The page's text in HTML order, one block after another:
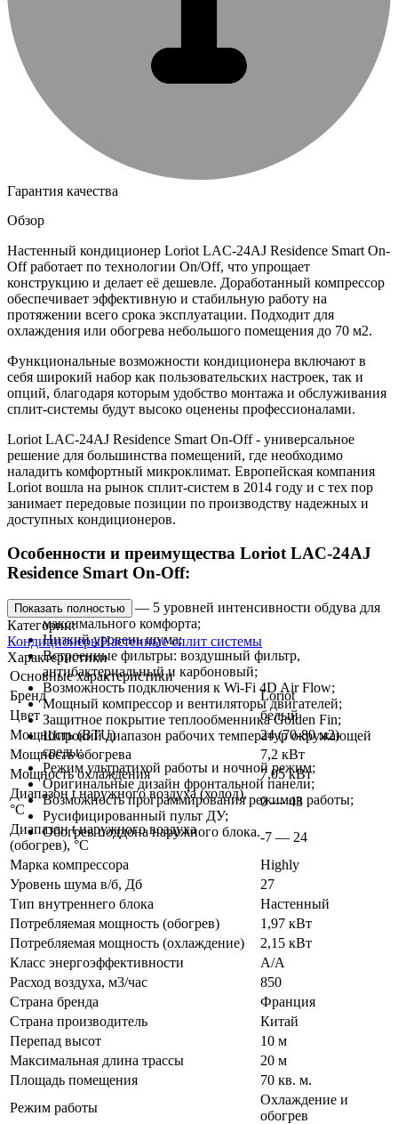
Гарантия качества
Обзор
Настенный кондиционер Loriot LAC-24AJ Residence Smart On-
Off работает по технологии On/Off, что упрощает
конструкцию и делает её дешевле. Доработанный компрессор
обеспечивает эффективную и стабильную работу на
протяжении всего срока эксплуатации. Подходит для
охлаждения или обогрева небольшого помещения до 70 м2.
Функциональные возможности кондиционера включают в
себя широкий набор как пользовательских настроек, так и
опций, благодаря которым удобство монтажа и обслуживания
сплит-системы будут высоко оценены профессионалами.
Loriot LAC-24AJ Residence Smart On-Off - универсальное
решение для большинства помещений, где необходимо
наладить комфортный микроклимат. Европейская компания
Loriot вошла на рынок сплит-систем в 2014 году и с тех пор
занимает передовые позиции по производству надежных и
доступных кондиционеров.
Особенности и преимущества Loriot LAC-24AJ
Residence Smart On-Off:
Intelligent Flow — 5 уровней интенсивности обдува для
максимального комфорта;
Низкий уровень шума;
Встроенные фильтры: воздушный фильтр,
антибактериальный и карбоновый;
Возможность подключения к Wi-Fi 4D Air Flow;
Мощный компрессор и вентиляторы двигателей;
Защитное покрытие теплообменника Golden Fin;
Широкий диапазон рабочих температур окружающей
среды;
Режим ультратихой работы и ночной режим;
Оригинальные дизайн фронтальной панели;
Возможность программирования режимов работы;
Русифицированный пульт ДУ;
Обогрев поддона наружного блока.
Показать полностью
Категории:
КондиционерыНастенные сплит системы
Характеристики
Основные характеристики
Бренд
Loriot
Цвет
белый
Мощность (BTU)
24 (70-80 м2)
Мощность обогрева
7,2 кВт
Мощность охлаждения
7,05 кВт
Диапазон t наружного воздуха (холод),
°C
0 — 43
Диапазон t наружного воздуха
(обогрев), °C
-7 — 24
Марка компрессора
Highly
Уровень шума в/б, Дб
27
Тип внутреннего блока
Настенный
Потребляемая мощность (обогрев)
1,97 кВт
Потребляемая мощность (охлаждение)
2,15 кВт
Класс энергоэффективности
A/A
Расход воздуха, м3/час
850
Страна бренда
Франция
Страна производитель
Китай
Перепад высот
10 м
Максимальная длина трассы
20 м
Площадь помещения
70 кв. м.
Режим работы
Охлаждение и
обогрев